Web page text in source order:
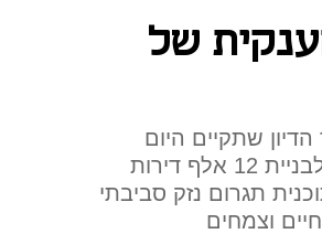
של
שתקיים היום
המועצה הארצית לתכנון ולבנייה בתוכנית לבניית 12 אלף דירות
תגרום נזק סביבתי
וצמחים